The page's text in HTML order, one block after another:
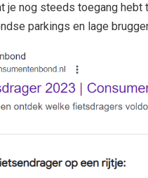
je nog steeds toegang
parkings en lage